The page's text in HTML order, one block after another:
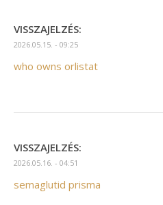
VISSZAJELZÉS:
2026.05.15. - 09:25
who owns orlistat
VISSZAJELZÉS:
2026.05.16. - 04:51
semaglutid prisma